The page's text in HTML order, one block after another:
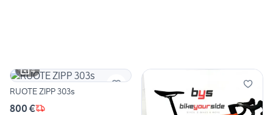
4
RUOTE ZIPP 303s
800 €